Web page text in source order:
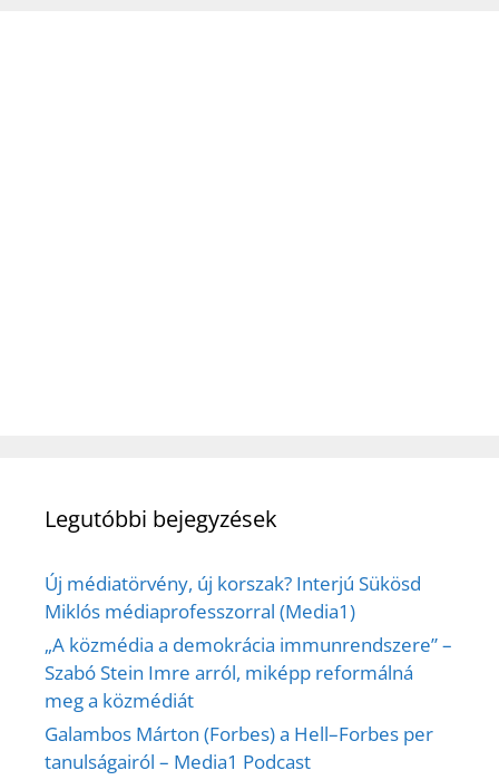
Legutóbbi bejegyzések
Új médiatörvény, új korszak? Interjú Sükösd
Miklós médiaprofesszorral (Media1)
„A közmédia a demokrácia immunrendszere” –
Szabó Stein Imre arról, miképp reformálná
meg a közmédiát
Galambos Márton (Forbes) a Hell–Forbes per
tanulságairól – Media1 Podcast